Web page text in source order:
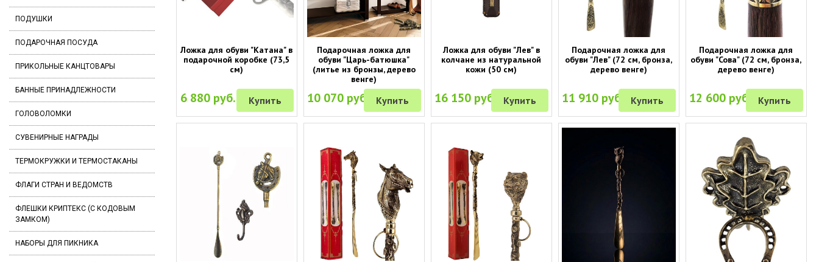
ПОДУШКИ
ПОДАРОЧНАЯ ПОСУДА
ПРИКОЛЬНЫЕ КАНЦТОВАРЫ
БАННЫЕ ПРИНАДЛЕЖНОСТИ
ГОЛОВОЛОМКИ
СУВЕНИРНЫЕ НАГРАДЫ
ТЕРМОКРУЖКИ И ТЕРМОСТАКАНЫ
ФЛАГИ СТРАН И ВЕДОМСТВ
ФЛЕШКИ КРИПТЕКС (С КОДОВЫМ
ЗАМКОМ)
НАБОРЫ ДЛЯ ПИКНИКА
Ложка для обуви "Катана" в
подарочной коробке (73,5
см)
6 880 руб. Купить
Подарочная ложка для
обуви "Царь-батюшка"
(литье из бронзы, дерево
венге)
10 070 руб. Купить
Ложка для обуви "Лев" в
колчане из натуральной
кожи (50 см)
16 150 руб. Купить
Подарочная ложка для
обуви "Лев" (72 см, бронза,
дерево венге)
11 910 руб. Купить
Подарочная ложка для
обуви "Сова" (72 см, бронза,
дерево венге)
12 600 руб. Купить